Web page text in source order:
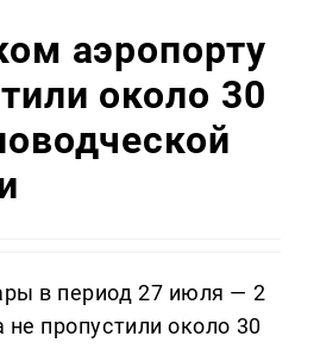
аэропорту
около 30
в период 27 июля — 2
не пропустили около 30